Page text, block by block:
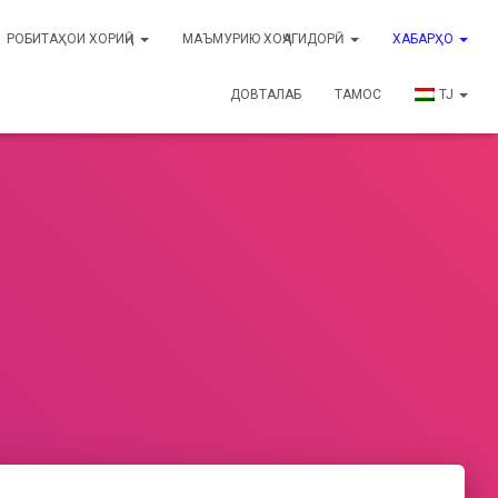
РОБИТАҲОИ ХОРИҶӢ МАЪМУРИЮ ХОҶАГИДОРӢ ХАБАРҲО
ДОВТАЛАБ ТАМОС TJ